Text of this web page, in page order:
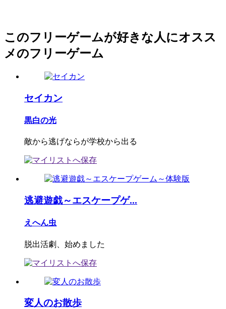
このフリーゲームが好きな人にオスス
メのフリーゲーム
セイカン
黒白の光
敵から逃げならが学校から出る
逃避遊戯～エスケープゲ...
えへん虫
脱出活劇、始めました
変人のお散歩